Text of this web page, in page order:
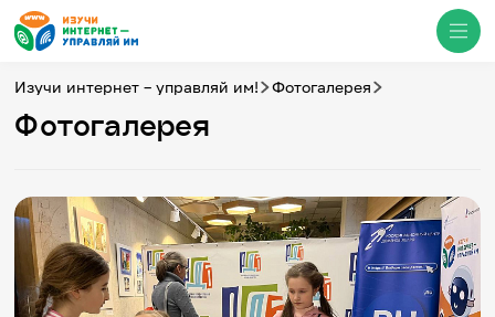
О проекте
Новости
Фотогалерея
Видео
Инфографики
Презентации
Изучи интернет – управляй им! Фотогалерея
Фотогалерея